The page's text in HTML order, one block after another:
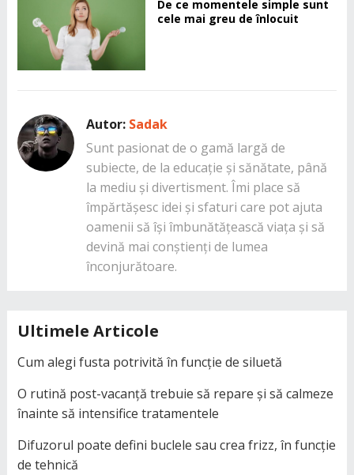
De ce momentele simple sunt
cele mai greu de înlocuit
Autor: Sadak
Sunt pasionat de o gamă largă de
subiecte, de la educație și sănătate, până
la mediu și divertisment. Îmi place să
împărtășesc idei și sfaturi care pot ajuta
oamenii să își îmbunătățească viața și să
devină mai conștienți de lumea
înconjurătoare.
Ultimele Articole
Cum alegi fusta potrivită în funcție de siluetă
O rutină post-vacanță trebuie să repare și să calmeze
înainte să intensifice tratamentele
Difuzorul poate defini buclele sau crea frizz, în funcție
de tehnică